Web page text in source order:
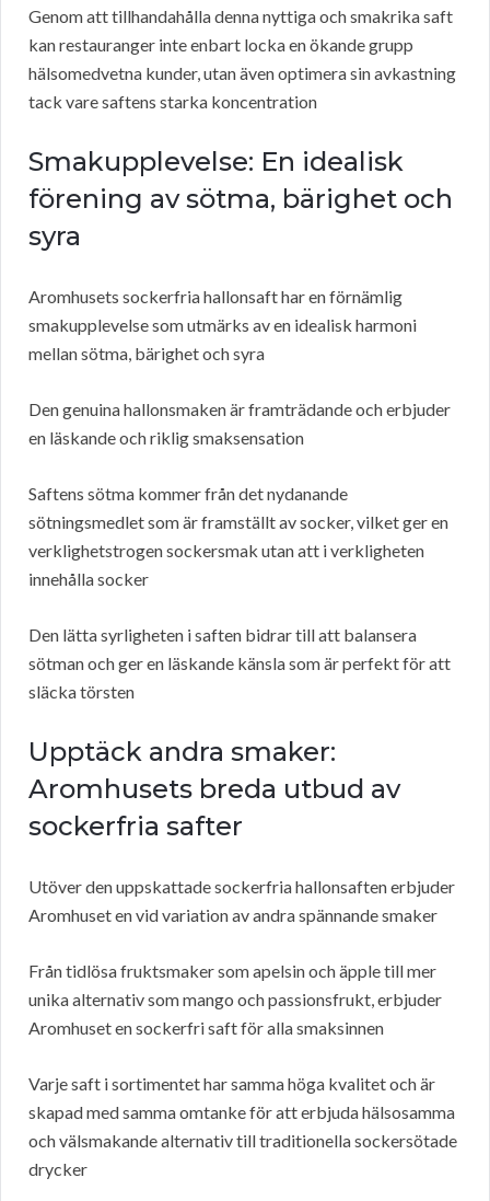
Genom att tillhandahålla denna nyttiga och smakrika saft
kan restauranger inte enbart locka en ökande grupp
hälsomedvetna kunder, utan även optimera sin avkastning
tack vare saftens starka koncentration
Smakupplevelse: En idealisk
förening av sötma, bärighet och
syra
Aromhusets sockerfria hallonsaft har en förnämlig
smakupplevelse som utmärks av en idealisk harmoni
mellan sötma, bärighet och syra
Den genuina hallonsmaken är framträdande och erbjuder
en läskande och riklig smaksensation
Saftens sötma kommer från det nydanande
sötningsmedlet som är framställt av socker, vilket ger en
verklighetstrogen sockersmak utan att i verkligheten
innehålla socker
Den lätta syrligheten i saften bidrar till att balansera
sötman och ger en läskande känsla som är perfekt för att
släcka törsten
Upptäck andra smaker:
Aromhusets breda utbud av
sockerfria safter
Utöver den uppskattade sockerfria hallonsaften erbjuder
Aromhuset en vid variation av andra spännande smaker
Från tidlösa fruktsmaker som apelsin och äpple till mer
unika alternativ som mango och passionsfrukt, erbjuder
Aromhuset en sockerfri saft för alla smaksinnen
Varje saft i sortimentet har samma höga kvalitet och är
skapad med samma omtanke för att erbjuda hälsosamma
och välsmakande alternativ till traditionella sockersötade
drycker